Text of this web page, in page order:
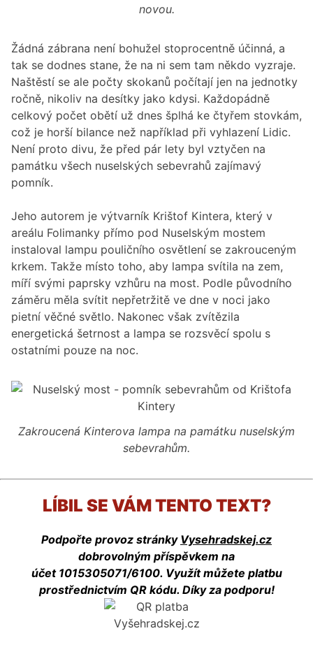
novou.
Žádná zábrana není bohužel stoprocentně účinná, a
tak se dodnes stane, že na ni sem tam někdo vyzraje.
Naštěstí se ale počty skokanů počítají jen na jednotky
ročně, nikoliv na desítky jako kdysi. Každopádně
celkový počet obětí už dnes šplhá ke čtyřem stovkám,
což je horší bilance než například při vyhlazení Lidic.
Není proto divu, že před pár lety byl vztyčen na
památku všech nuselských sebevrahů zajímavý
pomník.
Jeho autorem je výtvarník Krištof Kintera, který v
areálu Folimanky přímo pod Nuselským mostem
instaloval lampu pouličního osvětlení se zakrouceným
krkem. Takže místo toho, aby lampa svítila na zem,
míří svými paprsky vzhůru na most. Podle původního
záměru měla svítit nepřetržitě ve dne v noci jako
pietní věčné světlo. Nakonec však zvítězila
energetická šetrnost a lampa se rozsvěcí spolu s
ostatními pouze na noc.
Zakroucená Kinterova lampa na památku nuselským
sebevrahům.
LÍBIL SE VÁM TENTO TEXT?
Podpořte provoz stránky Vysehradskej.cz
dobrovolným příspěvkem na
účet 1015305071/6100. Využít můžete platbu
prostřednictvím QR kódu. Díky za podporu!